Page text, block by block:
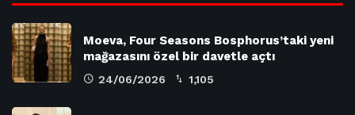
Moeva, Four Seasons Bosphorus’taki yeni
mağazasını özel bir davetle açtı
24/06/2026 1,105